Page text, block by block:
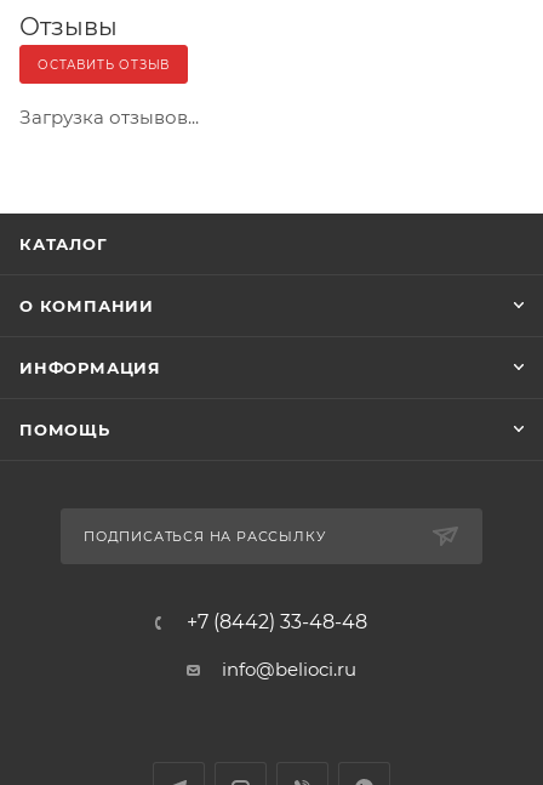
Отзывы
ОСТАВИТЬ ОТЗЫВ
Загрузка отзывов...
КАТАЛОГ
О КОМПАНИИ
ИНФОРМАЦИЯ
ПОМОЩЬ
ПОДПИСАТЬСЯ НА РАССЫЛКУ
+7 (8442) 33-48-48
info@belioci.ru